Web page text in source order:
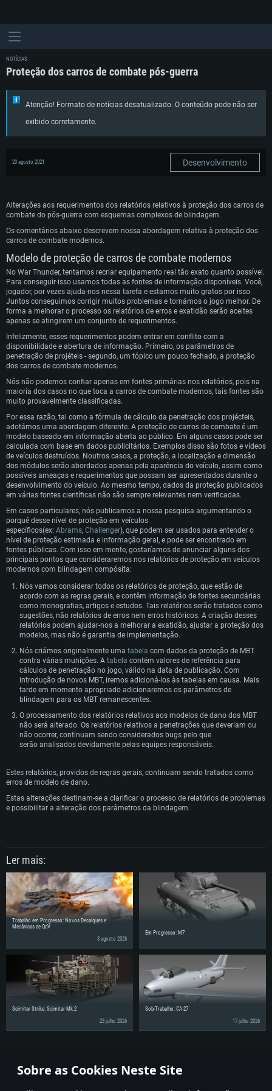
Sobre as Cookies Neste Site
REQUERIMENTOS DE SISTEMA
PC
MAC
Mínimo
Sistema Operativo: Windows 10 (64 bit)
Processador: Dual-Core 2.2 GHz
Placa Gráfica: Placa com DirectX 11: AMD Radeon 77XX / NVIDIA GeForce
GTX 660. Resolução mínima suportada: 720p
Network: Internet de banda larga.
Disco: 23,1 GB
Recomendado
Sistema Operativo: Windows 10/11 (64 bit)
Processador: Intel Core i5, Ryzen 5 3600 ou superior
Memória: 16 GB ou mais
Placa Gráfica: Placa com DirectX 11 ou superior; Nvidia GeForce 1060 ou
superior, Radeon RX 570 ou superior
Disco: 75,9 GB
Mínimo
Sistema Operativo: Mac OS Big Sur 11.0 ou versão mais recente
Processador: Core i5 2.2GHz mínimo (Intel Xeon não suportado)
Placa Gráfica: Intel Iris Pro 5200 (Mac), equivalentes AMD/Nvidia para Mac.
Resolução mínima suportada: 720p com suporte Metal.
Network: Internet de banda larga.
Disco: 21,5 GB
Recomendado
Sistema Operativo: Mac OS Big Sur 11.0 ou versão mais recente
Processador: Core i7 (Intel Xeon não suportado)
Memória: 8 GB
Placa Gráfica: Radeon Vega II ou superior com suporte Metal.
Network: Internet de banda larga.
Mínimo
Sistema Operativo: Distribuições mais modernas do Linux de 64bit
Processador: Dual-Core 2.4 GHz
Placa Gráfica: NVIDIA 660 com os drivers mais recentes (não mais de 6
meses) / equivalentes AMD com os drivers mais recentes com suporte
Vulkan (não mais de 6 meses); Resolução mínima suportada: 720p.
Network: Internet de banda larga.
Disco: 21,5 GB
Recomendado
Sistema Operativo: Ubuntu 20.04 64bit
Processador: Intel Core i7
Memória: 16 GB
Placa Gráfica: NVIDIA 1060 com os drivers mais recentes (não mais de 6
meses) / equivalentes AMD (Radeon RX 570) com os drivers mais recentes
Network: Internet de banda larga.
NOTÍCIAS
Proteção dos carros de combate pós-guerra
Atenção! Formato de notícias desatualizado. O conteúdo pode não ser
exibido corretamente.
23 agosto 2021 Desenvolvimento
Alterações aos requerimentos dos relatórios relativos à proteção dos carros de
combate do pós-guerra com esquemas complexos de blindagem.
Os comentários abaixo descrevem nossa abordagem relativa à proteção dos
carros de combate modernos.
Modelo de proteção de carros de combate modernos
No War Thunder, tentamos recriar equipamento real tão exato quanto possível.
Para conseguir isso usamos todas as fontes de informação disponíveis. Você,
jogador, por vezes ajuda-nos nessa tarefa e estamos muito gratos por isso.
Juntos conseguimos corrigir muitos problemas e tornámos o jogo melhor. De
forma a melhorar o processo os relatórios de erros e exatidão serão aceites
apenas se atingirem um conjunto de requerimentos.
Infelizmente, esses requerimentos podem entrar em conflito com a
disponibilidade e abertura de informação. Primeiro, os parâmetros de
penetração de projéteis - segundo, um tópico um pouco fechado, a proteção
dos carros de combate modernos.
Nós não podemos confiar apenas em fontes primárias nos relatórios, pois na
maioria dos casos no que toca a carros de combate modernos, tais fontes são
muito provavelmente classificadas.
Por essa razão, tal como a fórmula de cálculo da penetração dos projécteis,
adotámos uma abordagem diferente. A proteção de carros de combate é um
modelo baseado em informação aberta ao público. Em alguns casos pode ser
calculada com base em dados publicitários. Exemplos disso são fotos e vídeos
de veículos destruídos. Noutros casos, a proteção, a localização e dimensão
dos módulos serão abordados apenas pela aparência do veículo, assim como
possíveis ameaças e requerimentos que possam ser apresentados durante o
desenvolvimento do veículo. Ao mesmo tempo, dados da proteção publicados
em várias fontes científicas não são sempre relevantes nem verificadas.
Em casos particulares, nós publicamos a nossa pesquisa argumentando o
porquê desse nível de proteção em veículos
específicos(ex: Abrams, Challenger), que podem ser usados para entender o
nível de proteção estimada e informação geral, e pode ser encontrado em
fontes públicas. Com isso em mente, gostaríamos de anunciar alguns dos
principais pontos que consideraremos nos relatórios de proteção em veículos
modernos com blindagem compósita:
Nós vamos considerar todos os relatórios de proteção, que estão de
acordo com as regras gerais, e contêm informação de fontes secundárias
como monografias, artigos e estudos. Tais relatórios serão tratados como
sugestões, não relatórios de erros nem erros históricos. A criação desses
relatórios podem ajudar-nos a melhorar a exatidão, ajustar a proteção dos
modelos, mas não é garantia de implementação.
Nós criámos originalmente uma tabela com dados da proteção de MBT
contra várias munições. A tabela contém valores de referência para
cálculos de penetração no jogo, válido na data de publicação. Com
introdução de novos MBT, iremos adicioná-los às tabelas em causa. Mais
tarde em momento apropriado adicionaremos os parâmetros de
blindagem para os MBT remanescentes.
O processamento dos relatórios relativos aos modelos de dano dos MBT
não será alterado. Os relatórios relativos a penetrações que deveriam ou
não ocorrer, continuam sendo considerados bugs pelo que
serão analisados devidamente pelas equipes responsáveis.
Estes relatórios, providos de regras gerais, continuam sendo tratados como
erros de modelo de dano.
Estas alterações destinam-se a clarificar o processo de relatórios de problemas
e possibilitar a alteração dos parâmetros da blindagem.
Ler mais:
Trabalho em Progresso: Novos Decalques e
Mecânicas de QdV
3 agosto 2026
Em Progresso: M7
Scimitar Strike: Scimitar Mk.2
23 julho 2026
Sob-Trabalho: CA-27
17 julho 2026